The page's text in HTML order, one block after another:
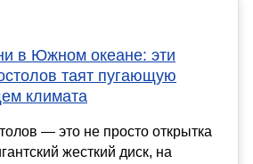
в Южном океане: эти
таят пугающую
климата
— это не просто открытка
жесткий диск, на